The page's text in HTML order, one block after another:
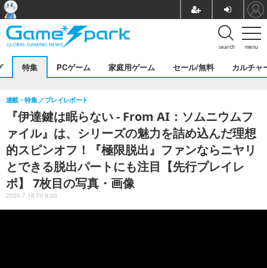
menu
search
特集 PCゲーム 家庭用ゲーム セール/無料 カルチャ
『伊達鍵は眠らない - From AI：ソムニウムフ
ァイル』は、シリーズの魅力を詰め込んだ理想
的スピンオフ！『極限脱出』ファンならニヤリ
とできる脱出パートにも注目【先行プレイレ
ポ】 7枚目の写真・画像
連載・特集 プレイレポート
2025.7.18 Fri 8:00